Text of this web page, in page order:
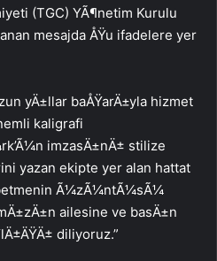
(TGC) YÃ¶netim Kurulu
mesajda ÅŸu ifadelere yer
yÄ±llar baÅŸarÄ±yla hizmet
kaligrafi
imzasÄ±nÄ± stilize
yazan ekipte yer alan hattat
Ã¼zÃ¼ntÃ¼sÃ¼
ailesine ve basÄ±n
diliyoruz.”